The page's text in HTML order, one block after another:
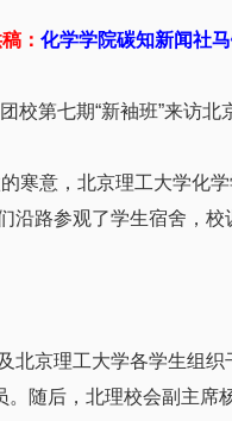
： 化学学院碳知新闻社
第七期“新袖班”来访北
意，北京理工大学化学
沿路参观了学生宿舍，校
京理工大学各学生组织
随后，北理校会副主